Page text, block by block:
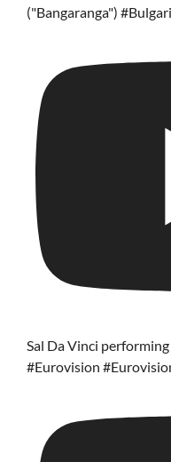
("Bangaranga")
Sal Da Vinci
#Eurovision